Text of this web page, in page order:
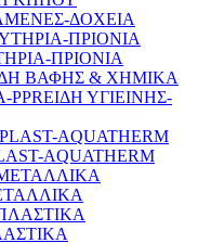
ΔΟΧΕΙΑ
ΠΡΙΟΝΙΑ
ΒΑΦΗΣ & ΧΗΜΙΚΑ
ΕΙΔΗ ΥΓΙΕΙΝΗΣ-
AQUATHERM